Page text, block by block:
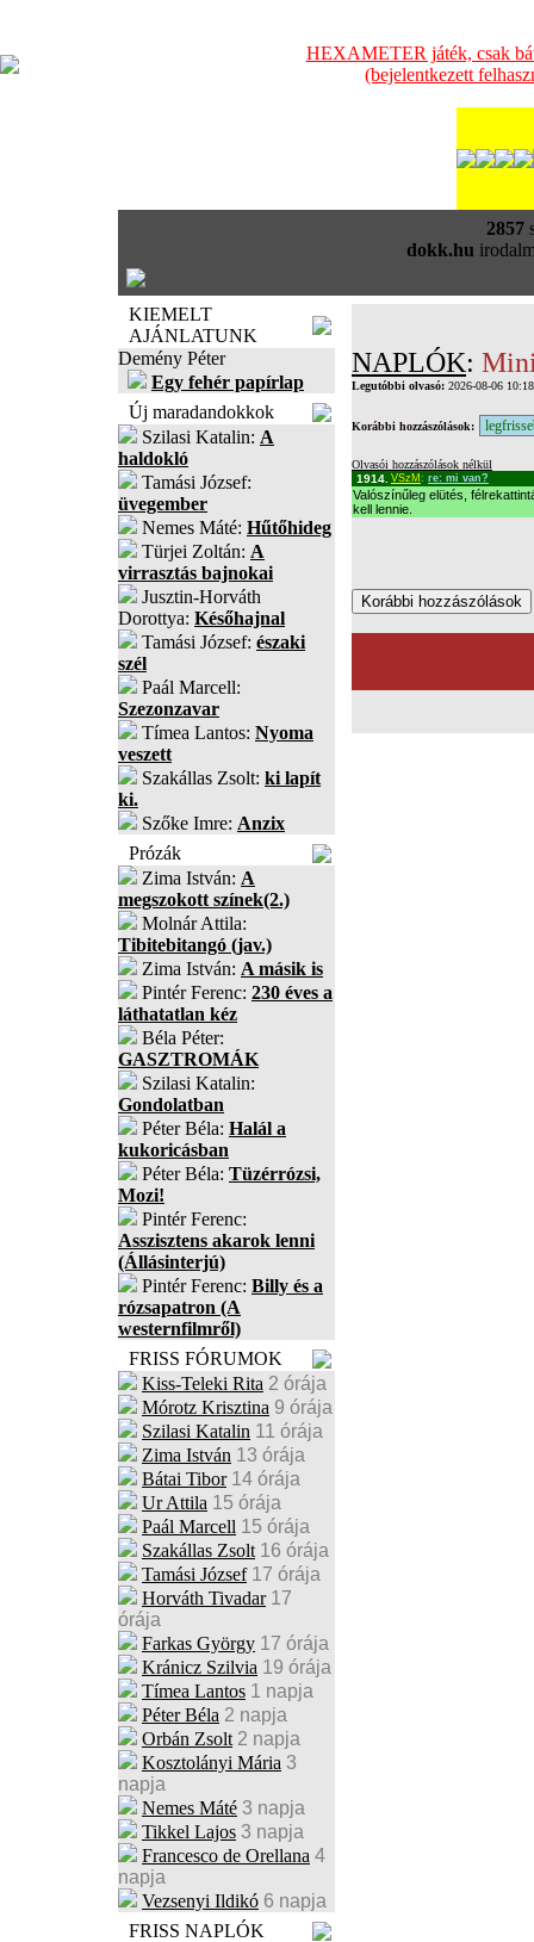
HEXAMETER játék, csak
(bejelentkezett
2857
dokk.hu
KIEMELT
AJÁNLATUNK
Demény Péter
Egy fehér papírlap
Új maradandokkok
Szilasi Katalin: A
haldokló
Tamási József:
üvegember
Nemes Máté: Hűtőhideg
Türjei Zoltán: A
virrasztás bajnokai
Jusztin-Horváth
Dorottya: Későhajnal
Tamási József: északi
szél
Paál Marcell:
Szezonzavar
Tímea Lantos: Nyoma
veszett
Szakállas Zsolt: ki lapít
ki.
Szőke Imre: Anzix
Prózák
Zima István: A
megszokott színek(2.)
Molnár Attila:
Tibitebitangó (jav.)
Zima István: A másik is
Pintér Ferenc: 230 éves a
láthatatlan kéz
Béla Péter:
GASZTROMÁK
Szilasi Katalin:
Gondolatban
Péter Béla: Halál a
kukoricásban
Péter Béla: Tüzérrózsi,
Mozi!
Pintér Ferenc:
Asszisztens akarok lenni
(Állásinterjú)
Pintér Ferenc: Billy és a
rózsapatron (A
westernfilmről)
FRISS FÓRUMOK
Kiss-Teleki Rita 2 órája
Mórotz Krisztina 9 órája
Szilasi Katalin 11 órája
Zima István 13 órája
Bátai Tibor 14 órája
Ur Attila 15 órája
Paál Marcell 15 órája
Szakállas Zsolt 16 órája
Tamási József 17 órája
Horváth Tivadar 17
órája
Farkas György 17 órája
Kránicz Szilvia 19 órája
Tímea Lantos 1 napja
Péter Béla 2 napja
Orbán Zsolt 2 napja
Kosztolányi Mária 3
napja
Nemes Máté 3 napja
Tikkel Lajos 3 napja
Francesco de Orellana 4
napja
Vezsenyi Ildikó 6 napja
FRISS NAPLÓK
NAPLÓK:
Legutóbbi olvasó: 2026-08-06
Korábbi hozzászólások:
Olvasói hozzászólások nélkül
1914. VSzM : re: mi van?
Valószínűleg elütés,
kell lennie.